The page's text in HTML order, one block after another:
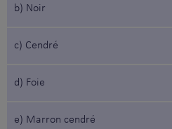
b) Noir
c) Cendré
d) Foie
e) Marron cendré